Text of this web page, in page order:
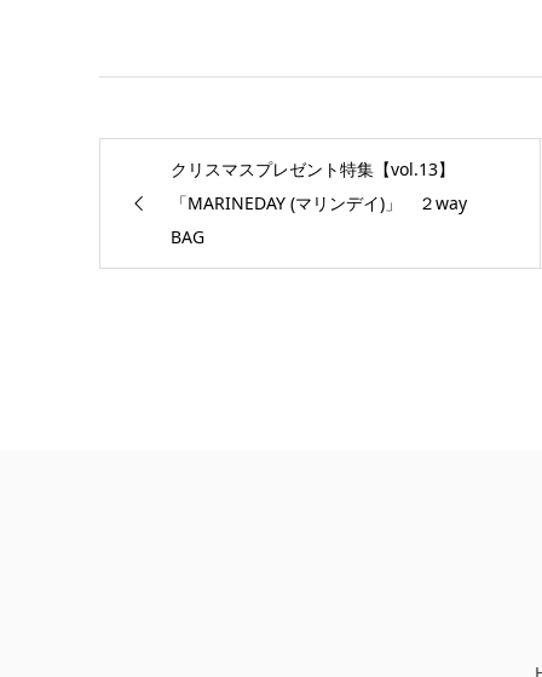
クリスマスプレゼント特集【vol.13】
「MARINEDAY (マリンデイ)」 ２way
BAG